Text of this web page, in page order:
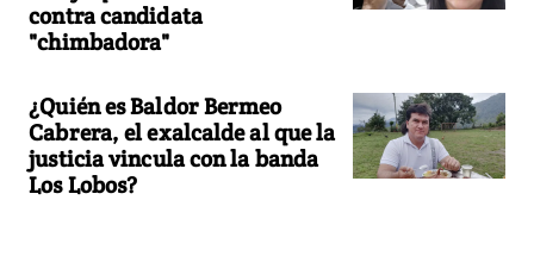
contra candidata
"chimbadora"
¿Quién es Baldor Bermeo
Cabrera, el exalcalde al que la
justicia vincula con la banda
Los Lobos?